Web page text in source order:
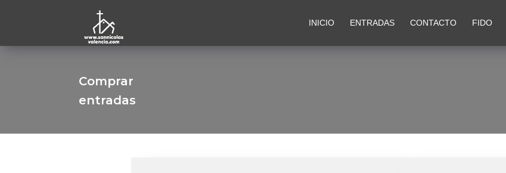
INICIO ENTRADAS CONTACTO FIDO
Comprar
entradas